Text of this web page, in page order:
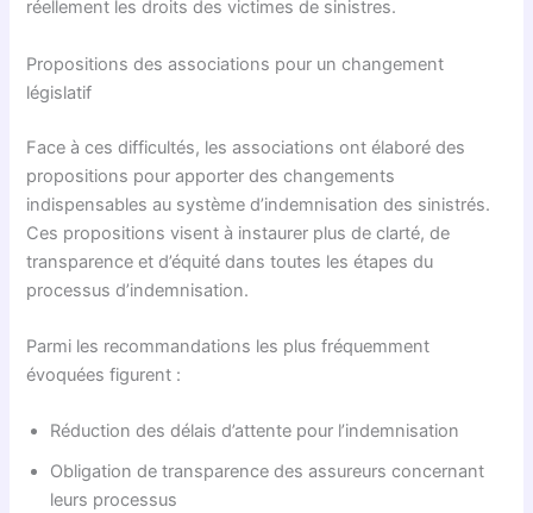
réellement les droits des victimes de sinistres.
Propositions des associations pour un changement
législatif
Face à ces difficultés, les associations ont élaboré des
propositions pour apporter des changements
indispensables au système d’indemnisation des sinistrés.
Ces propositions visent à instaurer plus de clarté, de
transparence et d’équité dans toutes les étapes du
processus d’indemnisation.
Parmi les recommandations les plus fréquemment
évoquées figurent :
Réduction des délais d’attente pour l’indemnisation
Obligation de transparence des assureurs concernant
leurs processus